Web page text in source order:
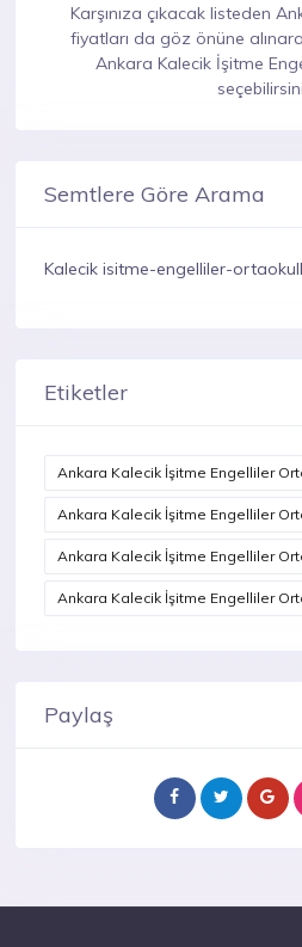
Karşınıza çıkacak listeden
fiyatları da göz önüne
Ankara Kalecik İşitme
Semtlere Göre Arama
Kalecik isitme-engelliler-
Etiketler
Ankara Kalecik İşitme Engelliler
Ankara Kalecik İşitme Engelliler
Ankara Kalecik İşitme Engelliler
Ankara Kalecik İşitme Engelliler
Paylaş